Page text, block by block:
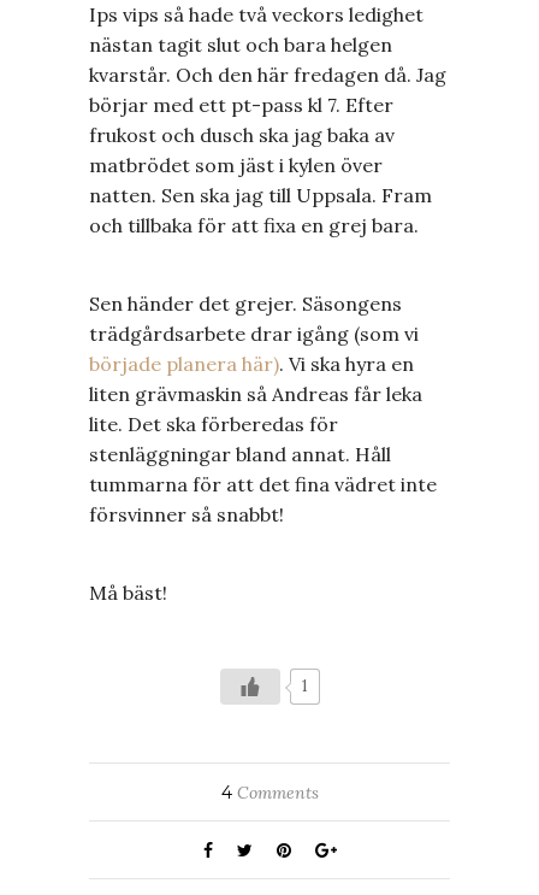
Ips vips så hade två veckors ledighet
nästan tagit slut och bara helgen
kvarstår. Och den här fredagen då. Jag
börjar med ett pt-pass kl 7. Efter
frukost och dusch ska jag baka av
matbrödet som jäst i kylen över
natten. Sen ska jag till Uppsala. Fram
och tillbaka för att fixa en grej bara.
Sen händer det grejer. Säsongens
trädgårdsarbete drar igång (som vi
började planera här). Vi ska hyra en
liten grävmaskin så Andreas får leka
lite. Det ska förberedas för
stenläggningar bland annat. Håll
tummarna för att det fina vädret inte
försvinner så snabbt!
Må bäst!
1
4Comments